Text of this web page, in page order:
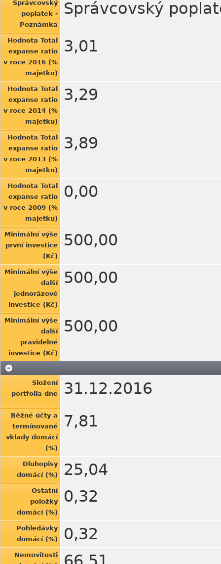
Správcovský
poplatek -
Poznámka
Správcovský
Hodnota Total
expanse ratio
v roce 2016 (%
majetku)
3,01
Hodnota Total
expanse ratio
v roce 2014 (%
majetku)
3,29
Hodnota Total
expanse ratio
v roce 2013 (%
majetku)
3,89
Hodnota Total
expanse ratio
v roce 2009 (%
majetku)
0,00
Minimální výše
první investice
(Kč)
500,00
Minimální výše
další
jednorázové
investice (Kč)
500,00
Minimální výše
další
pravidelné
investice (Kč)
500,00
Složení
portfolia dne
31.12.2016
Běžné účty a
termínované
vklady domácí
(%)
7,81
Dluhopisy
domácí (%)
25,04
Ostatní
položky
domácí (%)
0,32
Pohledávky
domácí (%)
0,32
Nemovitosti